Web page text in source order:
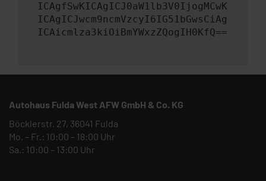
ICAgfSwKICAgICJ0aW1lb3V0IjogMCwK
ICAgICJwcm9ncmVzcyI6IG51bGwsCiAg
ICAicmlza3kiOiBmYWxzZQogIH0KfQ==
Autohaus Fulda West AFW GmbH & Co. KG
Böcklerstr. 27, 36041 Fulda
Mo. – Fr.: 10:00 – 18:00 Uhr
Sa.: 10:00 – 13:00 Uhr